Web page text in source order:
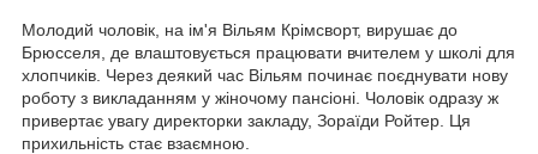
Молодий чоловік, на ім'я Вільям Крімсворт, вирушає до
Брюсселя, де влаштовується працювати вчителем у школі для
хлопчиків. Через деякий час Вільям починає поєднувати нову
роботу з викладанням у жіночому пансіоні. Чоловік одразу ж
привертає увагу директорки закладу, Зораїди Ройтер. Ця
прихильність стає взаємною.